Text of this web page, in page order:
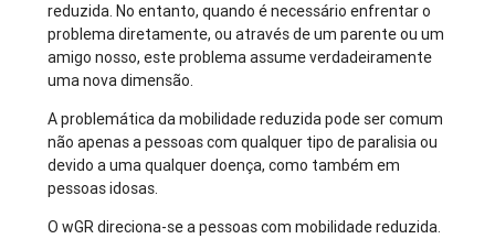
reduzida. No entanto, quando é necessário enfrentar o
problema diretamente, ou através de um parente ou um
amigo nosso, este problema assume verdadeiramente
uma nova dimensão.
A problemática da mobilidade reduzida pode ser comum
não apenas a pessoas com qualquer tipo de paralisia ou
devido a uma qualquer doença, como também em
pessoas idosas.
O wGR direciona-se a pessoas com mobilidade reduzida.